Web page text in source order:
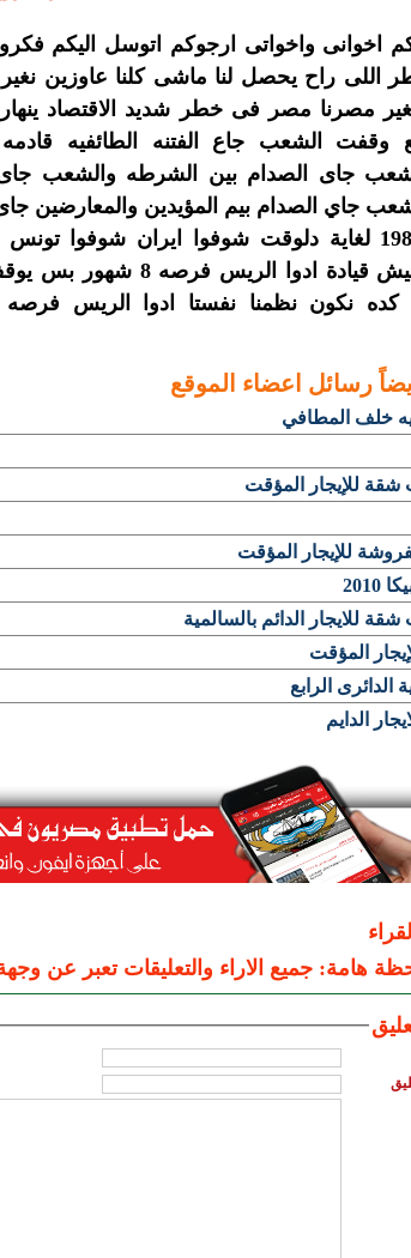
اخوانى واخواتى ارجوكم اتوسل اليكم
اللى راح يحصل لنا ماشى كلنا عاوزين
مصرنا مصر فى خطر شديد الاقتصاد ينهار
وقفت الشعب جاع الفتنه الطائفيه
جاى الصدام بين الشرطه والشعب
جاي الصدام بيم المؤيدين والمعارضين
من سنة 1980 لغاية دلوقت شوفوا ايران شوفوا
فوضى ومفيش قيادة ادوا الريس
كده نكون نظمنا نفستا ادوا الريس
رسائل اعضاء الموقع
خلف المطافي
للإيجار المؤقت
للإيجار المؤقت
للايجار الدائم بالسالمية
المؤقت
الدائرى الرابع
الدايم
هامة: جميع الاراء والتعليقات تعبر عن